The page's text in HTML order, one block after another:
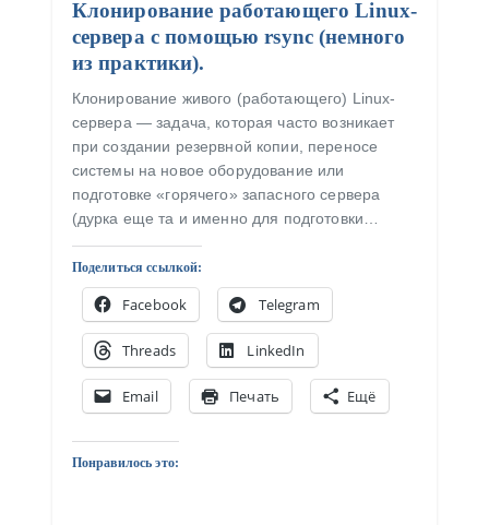
Клонирование работающего Linux-
сервера с помощью rsync (немного
из практики).
Клонирование живого (работающего) Linux-
сервера — задача, которая часто возникает
при создании резервной копии, переносе
системы на новое оборудование или
подготовке «горячего» запасного сервера
(дурка еще та и именно для подготовки…
Поделиться ссылкой:
Facebook Telegram
Threads LinkedIn
Email Печать Ещё
Понравилось это: